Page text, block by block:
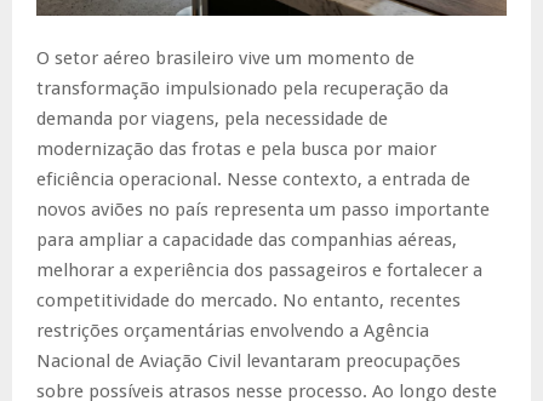
O setor aéreo brasileiro vive um momento de
transformação impulsionado pela recuperação da
demanda por viagens, pela necessidade de
modernização das frotas e pela busca por maior
eficiência operacional. Nesse contexto, a entrada de
novos aviões no país representa um passo importante
para ampliar a capacidade das companhias aéreas,
melhorar a experiência dos passageiros e fortalecer a
competitividade do mercado. No entanto, recentes
restrições orçamentárias envolvendo a Agência
Nacional de Aviação Civil levantaram preocupações
sobre possíveis atrasos nesse processo. Ao longo deste